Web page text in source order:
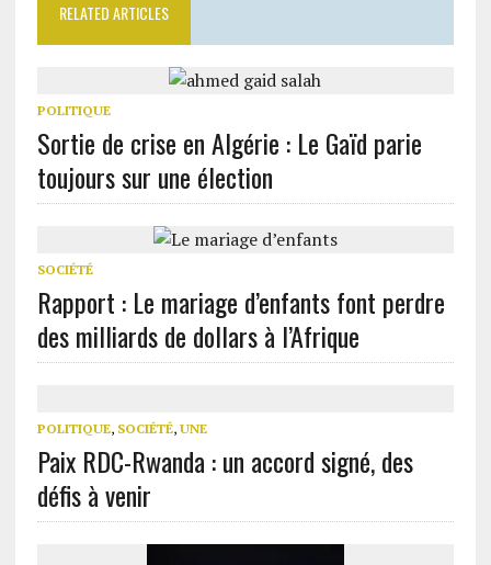
RELATED ARTICLES
POLITIQUE
Sortie de crise en Algérie : Le Gaïd parie
toujours sur une élection
SOCIÉTÉ
Rapport : Le mariage d’enfants font perdre
des milliards de dollars à l’Afrique
POLITIQUE, SOCIÉTÉ, UNE
Paix RDC-Rwanda : un accord signé, des
défis à venir